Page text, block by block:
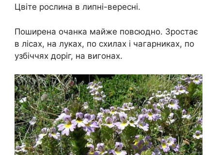
Цвіте рослина в липні-вересні.
Поширена очанка майже повсюдно. Зростає
в лісах, на луках, по схилах і чагарниках, по
узбіччях доріг, на вигонах.